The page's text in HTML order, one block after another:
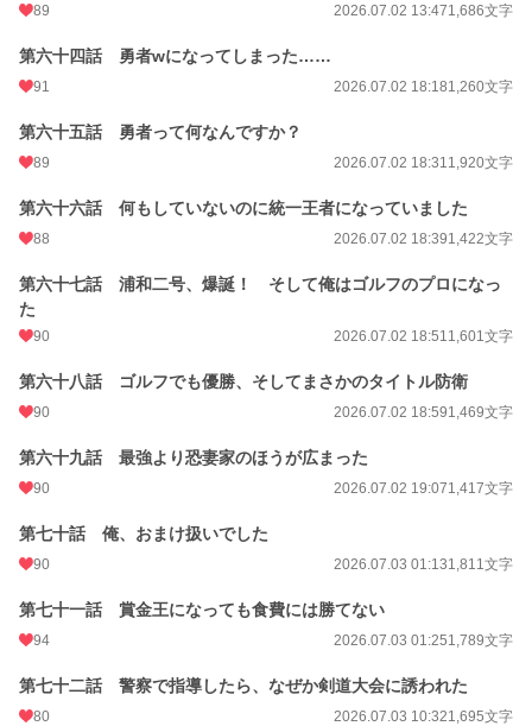
89 2026.07.02 13:471,686文字
第六十四話 勇者wになってしまった……
91 2026.07.02 18:181,260文字
第六十五話 勇者って何なんですか？
89 2026.07.02 18:311,920文字
第六十六話 何もしていないのに統一王者になっていました
88 2026.07.02 18:391,422文字
第六十七話 浦和二号、爆誕！ そして俺はゴルフのプロになっ
た
90 2026.07.02 18:511,601文字
第六十八話 ゴルフでも優勝、そしてまさかのタイトル防衛
90 2026.07.02 18:591,469文字
第六十九話 最強より恐妻家のほうが広まった
90 2026.07.02 19:071,417文字
第七十話 俺、おまけ扱いでした
90 2026.07.03 01:131,811文字
第七十一話 賞金王になっても食費には勝てない
94 2026.07.03 01:251,789文字
第七十二話 警察で指導したら、なぜか剣道大会に誘われた
80 2026.07.03 10:321,695文字